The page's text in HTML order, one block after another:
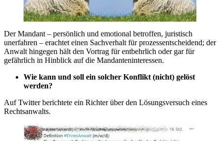
Der Mandant – persönlich und emotional betroffen, juristisch
unerfahren – erachtet einen Sachverhalt für prozessentscheidend; der
Anwalt hingegen hält den Vortrag für entbehrlich oder gar für
gefährlich in Hinblick auf die Mandanteninteressen.
Wie kann und soll ein solcher Konflikt (nicht) gelöst
werden?
Auf Twitter berichtete ein Richter über den Lösungsversuch eines
Rechtsanwalts.